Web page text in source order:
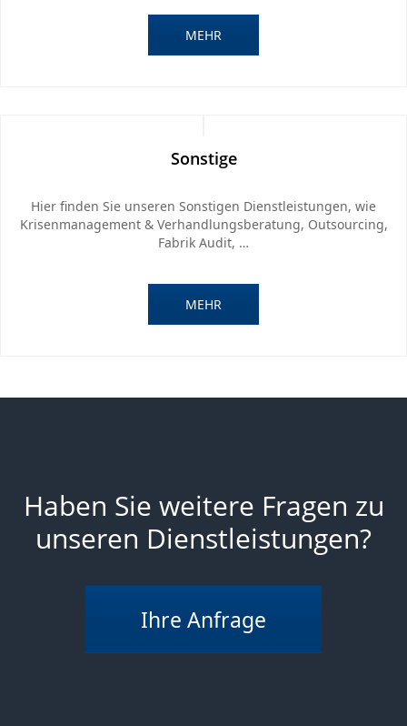
MEHR
Sonstige
Hier finden Sie unseren Sonstigen Dienstleistungen, wie
Krisenmanagement & Verhandlungsberatung, Outsourcing,
Fabrik Audit, …
MEHR
Haben Sie weitere Fragen zu
unseren Dienstleistungen?
Ihre Anfrage